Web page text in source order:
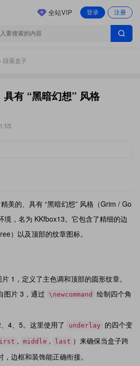
登录 注册
全站VIP
段落盒子
有 “黑暗幻想” 风格
美的、具有 “黑暗幻想” 风格（Grim / Go
境，名为 KKfbox13。它包含了精细的边
）以及顶部的纹章图标。
片 1，定义了主色调和顶部的圆形纹章。
图片 3，通过 \newcommand
绘制四个角
4、5。这里使用了 underlay
的四个变
, middle , last ）来确保当盒子跨
边框和装饰能正确衔接。